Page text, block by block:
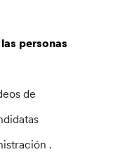
personas
de
.